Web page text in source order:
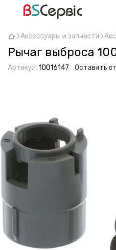
Аксессуары и запчасти
Рычаг выброса
Артикул: 10016147 Оставить